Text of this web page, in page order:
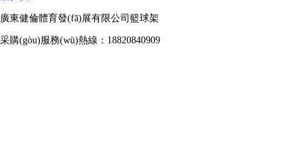
廣東健倫體育發(fā)展有限公司籃球架
采購(gòu)服務(wù)熱線：18820840909